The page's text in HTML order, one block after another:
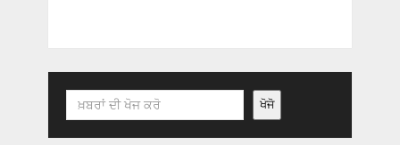
Search ਖੋਜੋ